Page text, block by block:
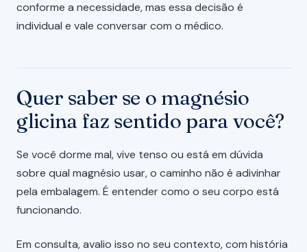
conforme a necessidade, mas essa decisão é
individual e vale conversar com o médico.
Quer saber se o magnésio
glicina faz sentido para você?
Se você dorme mal, vive tenso ou está em dúvida
sobre qual magnésio usar, o caminho não é adivinhar
pela embalagem. É entender como o seu corpo está
funcionando.
Em consulta, avalio isso no seu contexto, com história